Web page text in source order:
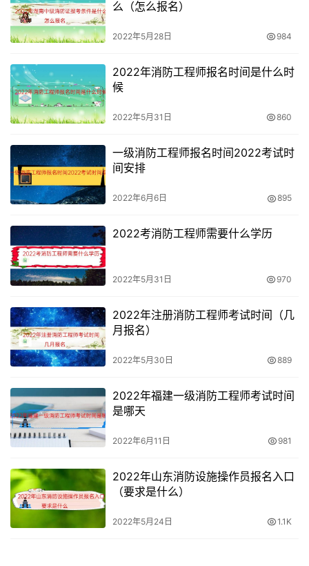
式，考核标准按照国家职业标准中相应等级的基本要求和上
级有关要求实施。
么（怎么报名）
2022年5月28日 984
2022年消防工程师报名时间是什么时
候
2022年5月31日 860
一级消防工程师报名时间2022考试时
间安排
2022年6月6日 895
2022考消防工程师需要什么学历
2022年5月31日 970
2022年注册消防工程师考试时间（几
月报名）
2022年5月30日 889
2022年福建一级消防工程师考试时间
是哪天
2022年6月11日 981
2022年山东消防设施操作员报名入口
（要求是什么）
2022年5月24日 1.1K